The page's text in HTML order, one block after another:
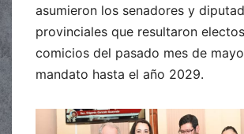
asumieron los senadores y
provinciales que resultaron
comicios del pasado mes de
mandato hasta el año 2029.